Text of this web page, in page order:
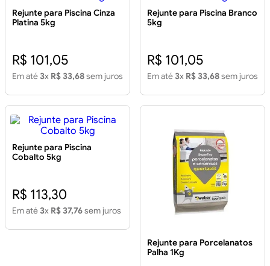
Rejunte para Piscina Cinza
Platina 5kg
R$ 101,05
Em até 3x R$ 33,68sem juros
Rejunte para Piscina Branco
5kg
R$ 101,05
Em até 3x R$ 33,68sem juros
Rejunte para Piscina
Cobalto 5kg
R$ 113,30
Em até 3x R$ 37,76sem juros
Rejunte para Porcelanatos
Palha 1Kg